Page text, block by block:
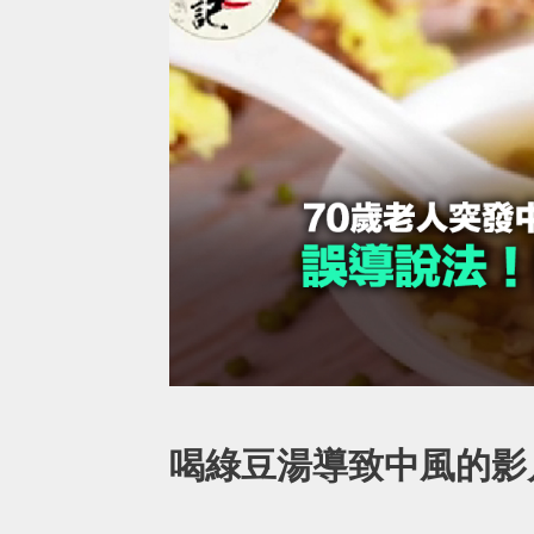
喝綠豆湯導致中風的